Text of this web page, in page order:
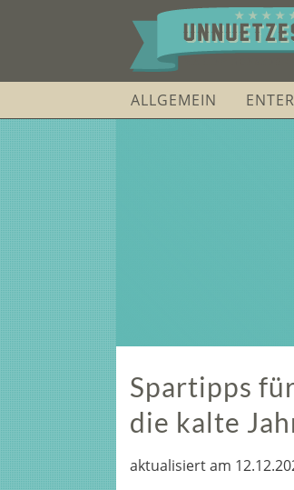
ALLGEMEIN
Spartipps
die kalte
aktualisiert am